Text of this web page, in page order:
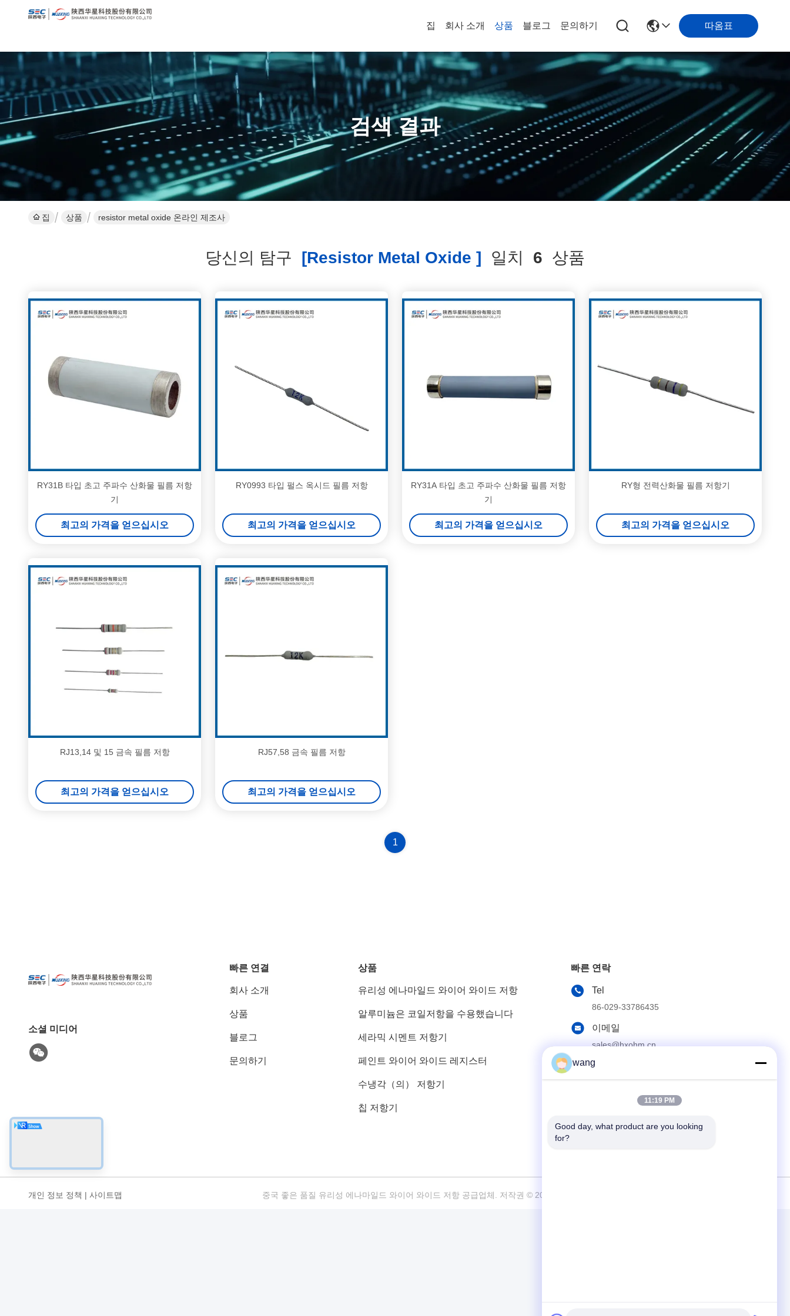
집 회사 소개 상품 블로그 문의하기 따옴표
검색 결과
집 상품 resistor metal oxide 온라인 제조사
당신의 탐구 [resistor Metal Oxide ] 일치 6 상품
RY31B 타입 초고 주파수 산화물 필름 저항
기
최고의 가격을 얻으십시오
RY0993 타입 펄스 옥시드 필름 저항
최고의 가격을 얻으십시오
RY31A 타입 초고 주파수 산화물 필름 저항
기
최고의 가격을 얻으십시오
RY형 전력산화물 필름 저항기
최고의 가격을 얻으십시오
RJ13,14 및 15 금속 필름 저항
최고의 가격을 얻으십시오
RJ57,58 금속 필름 저항
최고의 가격을 얻으십시오
1
소셜 미디어
빠른 연결
회사 소개
상품
블로그
문의하기
상품
유리성 에나마일드 와이어 와이드 저항
알루미늄은 코일저항을 수용했습니다
세라믹 시멘트 저항기
페인트 와이어 와이드 레지스터
수냉각（의） 저항기
칩 저항기
빠른 연락
Tel
86-029-33786435
이메일
sales@hxohm.cn
주소
16 웬후이 동쪽 도로, 시안양 시, 중국 산시 지
개인 정보 정책 | 사이트맵 중국 좋은 품질 유리성 에나마일드 와이어 와이드 저항 공급업체. 저작권 © 2025-2026 Shaanxi Huaxing Technology Co.,Ltd. . 판권 소유.
wang
11:19 PM
Good day, what product are you looking
for?